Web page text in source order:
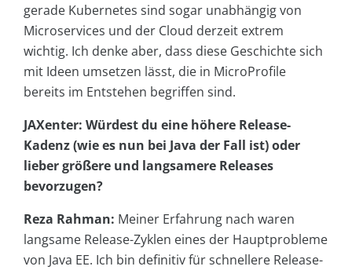
gerade Kubernetes sind sogar unabhängig von
Microservices und der Cloud derzeit extrem
wichtig. Ich denke aber, dass diese Geschichte sich
mit Ideen umsetzen lässt, die in MicroProfile
bereits im Entstehen begriffen sind.
JAXenter: Würdest du eine höhere Release-
Kadenz (wie es nun bei Java der Fall ist) oder
lieber größere und langsamere Releases
bevorzugen?
Reza Rahman: Meiner Erfahrung nach waren
langsame Release-Zyklen eines der Hauptprobleme
von Java EE. Ich bin definitiv für schnellere Release-